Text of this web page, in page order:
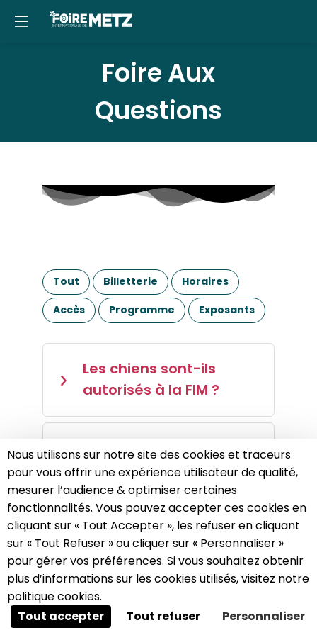
Foire Aux
Questions
Tout Billetterie
Horaires
Accès
Programme Exposants
Les chiens sont-ils
autorisés à la FIM ?
Les PMR payent-ils pour
entrer à la Foire ?
Où acheter mes billets
pour la FIM ?
Quel est le programme
de la FIM ?
A propos des cookies sur ce site
Ce site utilise des cookies visant à améliorer votre
expérience.
Panneau de gestion des cookies
Nous utilisons sur notre site des cookies et traceurs
pour vous offrir une expérience utilisateur de qualité,
mesurer l’audience & optimiser certaines
fonctionnalités. Vous pouvez accepter ces cookies en
cliquant sur « Tout Accepter », les refuser en cliquant
sur « Tout Refuser » ou cliquer sur « Personnaliser »
pour gérer vos préférences. Si vous souhaitez obtenir
plus d’informations sur les cookies utilisés, visitez notre
politique cookies.
Tout accepter
Tout refuser Personnaliser